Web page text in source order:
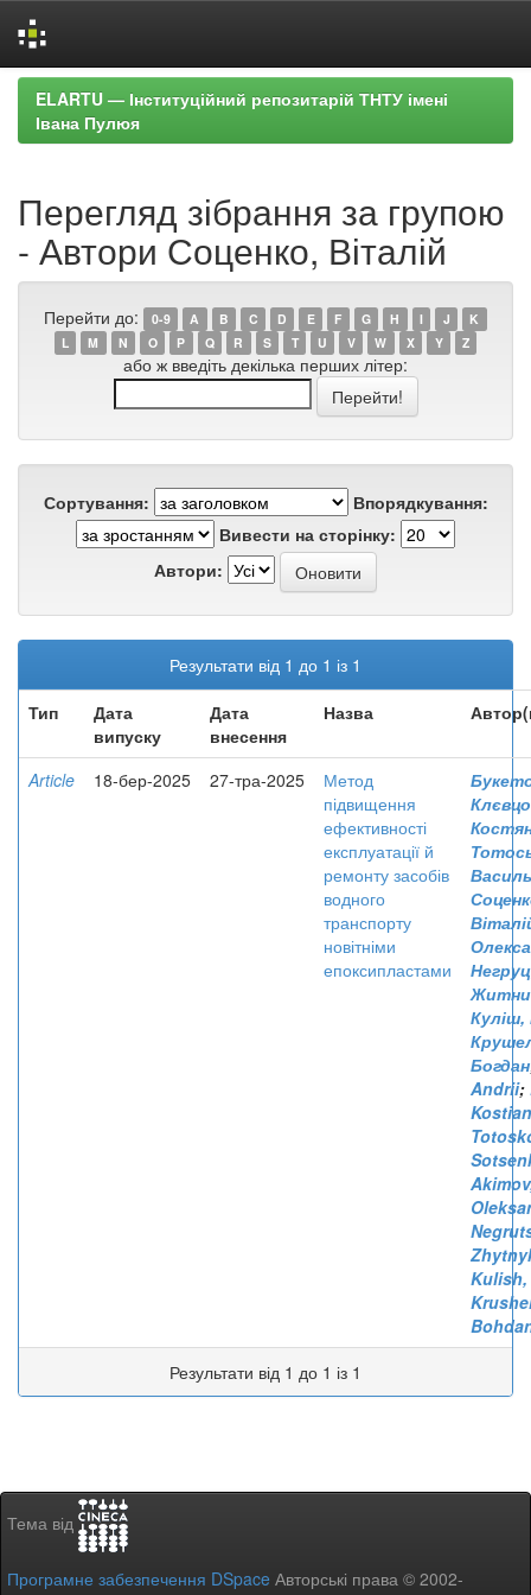
Skip
navigation
ELARTU — Інституційний репозитарій ТНТУ імені
Івана Пулюя
Перегляд зібрання за групою
- Автори Соценко, Віталій
Перейти до: 0-9 A B C D E F G H I J
K
L
M N O P Q R S T U V W X Y Z
або ж введіть декілька перших літер:
Сортування:
Впорядкування:
Вивести на сторінку:
Автори:
Результати від 1 до 1 із 1
Тип
Дата
випуску
Дата
внесення
Назва
Article 18-бер-2025 27-тра-2025
Метод
підвищення
ефективності
експлуатації й
ремонту засобів
водного
транспорту
новітніми
епоксипластами
Куліш,
Богдан
Andrii;
Kulish,
Результати від 1 до 1 із 1
Тема від
Програмне забезпечення DSpace Авторські права © 2002-